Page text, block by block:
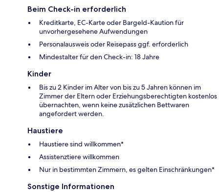
Beim Check-in erforderlich
Kreditkarte, EC-Karte oder Bargeld-Kaution für
unvorhergesehene Aufwendungen
Personalausweis oder Reisepass ggf. erforderlich
Mindestalter für den Check-in: 18 Jahre
Kinder
Bis zu 2 Kinder im Alter von bis zu 5 Jahren können im
Zimmer der Eltern oder Erziehungsberechtigten kostenlos
übernachten, wenn keine zusätzlichen Bettwaren
angefordert werden.
Haustiere
Haustiere sind willkommen*
Assistenztiere willkommen
Nur in bestimmten Zimmern, es gelten Einschränkungen*
Sonstige Informationen